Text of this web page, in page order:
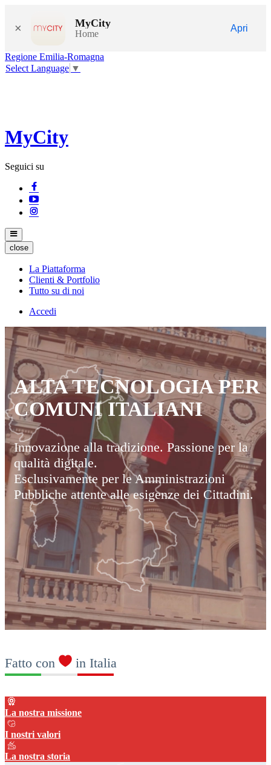
× MyCity
Home
Apri
Regione Emilia-Romagna
Select Language ▼
MyCity
Seguici su
close
La Piattaforma
Clienti & Portfolio
Tutto su di noi
Accedi
ALTA TECNOLOGIA PER
COMUNI ITALIANI
Innovazione alla tradizione. Passione per la
qualità digitale.
Esclusivamente per le Amministrazioni
Pubbliche attente alle esigenze dei Cittadini.
Fatto con in Italia
La nostra missione
I nostri valori
La nostra storia